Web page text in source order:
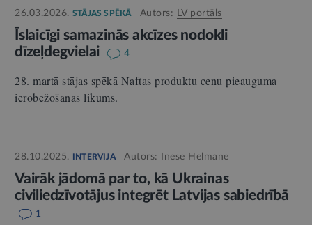
26.03.2026. STĀJAS SPĒKĀ Autors: LV portāls
Īslaicīgi samazinās akcīzes nodokli
dīzeļdegvielai
4
28. martā stājas spēkā Naftas produktu cenu pieauguma
ierobežošanas likums.
28.10.2025. INTERVIJA Autors: Inese Helmane
Vairāk jādomā par to, kā Ukrainas
civiliedzīvotājus integrēt Latvijas sabiedrībā
1